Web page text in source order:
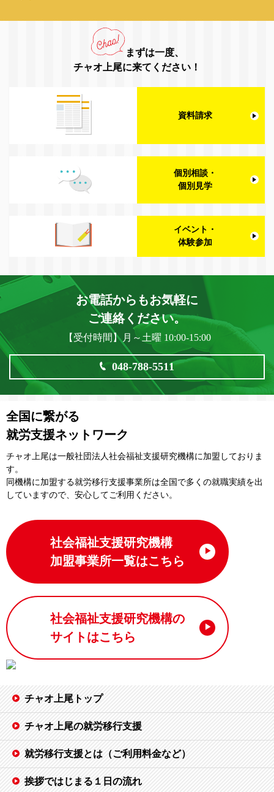
まずは一度、
チャオ上尾に来てください！
資料請求
個別相談・
個別見学
イベント・
体験参加
お電話からもお気軽に
ご連絡ください。
【受付時間】月～土曜 10:00-15:00
048-788-5511
全国に繋がる
就労支援ネットワーク
チャオ上尾は一般社団法⼈社会福祉⽀援研究機構に加盟しておりま
す。
同機構に加盟する就労移⾏⽀援事業所は全国で多くの就職実績を出
していますので、安⼼してご利⽤ください。
社会福祉支援研究機構
加盟事業所一覧はこちら
社会福祉支援研究機構の
サイトはこちら
チャオ上尾トップ
チャオ上尾の就労移行支援
就労移行支援とは（ご利用料金など）
挨拶ではじまる１日の流れ